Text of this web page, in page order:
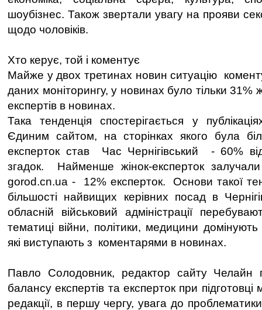
шоубізнес. Також звертали увагу на прояви
щодо чоловіків.
Хто керує, той і коментує
Майже у двох третинах новин ситуацію
даних моніторингу, у новинах було тільки 31%
експертів в новинах.
Така тенденція спостерігається у
Єдиним сайтом, на сторінках якого була
експерток став Час Чернігівський - 60% від
згадок. Найменше жінок-експерток
gorod.cn.ua - 12% експерток. Основи такої
більшості найвищих керівних посад в
обласній військовий адміністрації
тематиці війни, політики, медицини
які виступають з коментарями в новинах.
Павло Солодовник, редактор сайту Челайн
балансу експертів та експерток при підготовці
редакції, в першу чергу, увага до